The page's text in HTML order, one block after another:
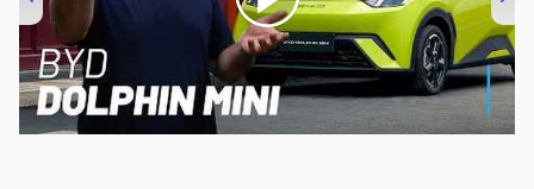
00:00/04:07